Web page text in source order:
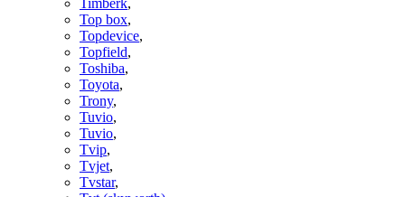
Top box,
Topdevice,
Topfield,
Toshiba,
Toyota,
Trony,
Tuvio,
Tuvio,
Tvip,
Tvjet,
Tvstar,